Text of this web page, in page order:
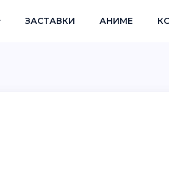
ЗАСТАВКИ АНИМЕ